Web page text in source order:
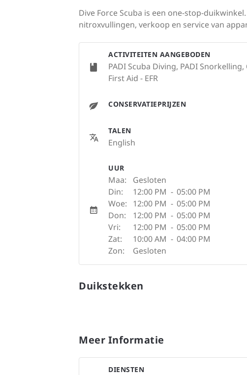
Dive Force Scuba is een one-stop-
nitroxvullingen, verkoop en service van
ACTIVITEITEN AANGEBODEN
PADI Scuba Diving, PADI
First Aid - EFR
CONSERVATIEPRIJZEN
TALEN
English
UUR
Maa:
Gesloten
Din:
12:00 PM - 05:00 PM
Woe:
12:00 PM - 05:00 PM
Don:
12:00 PM - 05:00 PM
Vri:
12:00 PM - 05:00 PM
Zat:
10:00 AM - 04:00 PM
Zon:
Gesloten
Duikstekken
Meer Informatie
DIENSTEN